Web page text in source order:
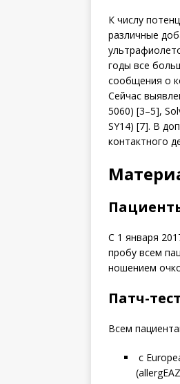
К числу
различные
годы все
сообщения о
Сейчас
5060) [3–5],
SY14) [7]. В
контактного
С 1 января
пробу всем
ношением
Патч-
Всем
с